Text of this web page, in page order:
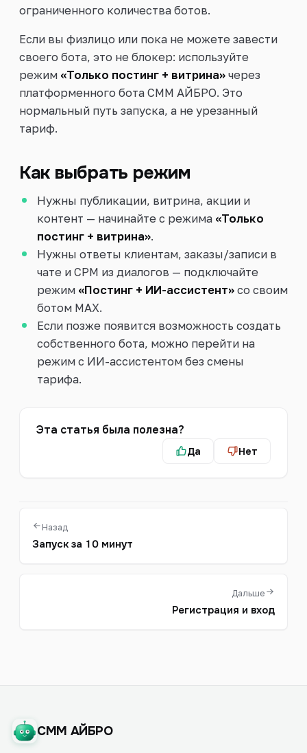
ограниченного количества ботов.
Если вы физлицо или пока не можете завести
своего бота, это не блокер: используйте
режим «Только постинг + витрина» через
платформенного бота СММ АЙБРО. Это
нормальный путь запуска, а не урезанный
тариф.
Как выбрать режим
Нужны публикации, витрина, акции и
контент — начинайте с режима «Только
постинг + витрина».
Нужны ответы клиентам, заказы/записи в
чате и СРМ из диалогов — подключайте
режим «Постинг + ИИ-ассистент» со своим
ботом MAX.
Если позже появится возможность создать
собственного бота, можно перейти на
режим с ИИ-ассистентом без смены
тарифа.
Эта статья была полезна?
Да Нет
Назад
Запуск за 10 минут
Дальше
Регистрация и вход
СММ АЙБРО